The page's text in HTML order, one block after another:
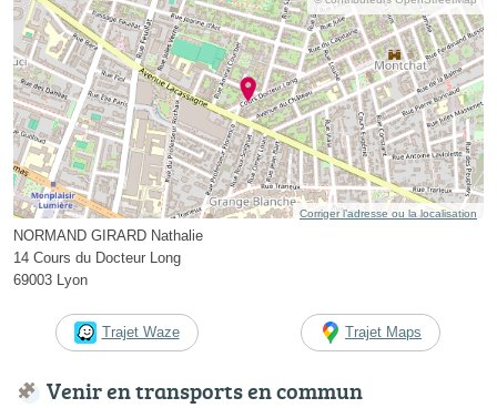
Corriger l’adresse ou la localisation
NORMAND GIRARD Nathalie
14 Cours du Docteur Long
69003 Lyon
Trajet Waze Trajet Maps
Venir en transports en commun